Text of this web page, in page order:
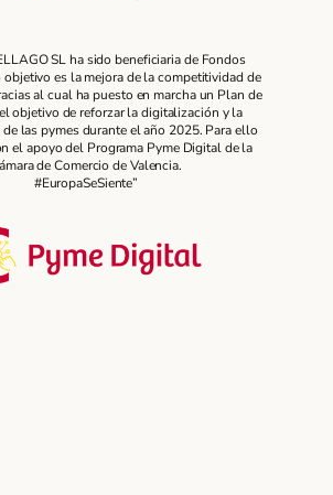
SL ha sido beneficiaria de Fondos
objetivo es la mejora de la competitividad de
al cual ha puesto en marcha un Plan de
objetivo de reforzar la digitalización y la
las pymes durante el año 2025. Para ello
el apoyo del Programa Pyme Digital de la
de Comercio de Valencia.
#EuropaSeSiente”